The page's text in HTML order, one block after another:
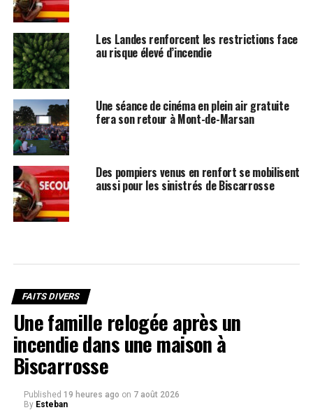
Les Landes renforcent les restrictions face
au risque élevé d’incendie
Une séance de cinéma en plein air gratuite
fera son retour à Mont-de-Marsan
Des pompiers venus en renfort se mobilisent
aussi pour les sinistrés de Biscarrosse
FAITS DIVERS
Une famille relogée après un
incendie dans une maison à
Biscarrosse
Published 19 heures ago on 7 août 2026
By Esteban